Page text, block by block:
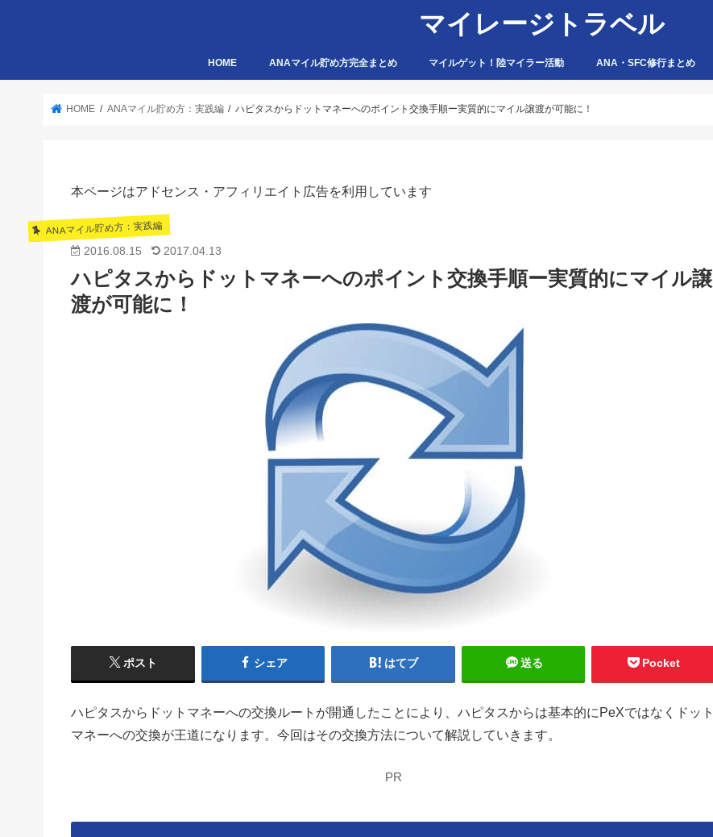
マイレージトラベル
HOME ANAマイル貯め方完全まとめ マイルゲット！陸マイラー活動 ANA・SFC修行まとめ
HOME ANAマイル貯め方：実践編 ハピタスからドットマネーへのポイント交換手順ー実質的にマイル譲渡が可能に！
本ページはアドセンス・アフィリエイト広告を利用しています
ANAマイル貯め方：実践編
2016.08.15 2017.04.13
ハピタスからドットマネーへのポイント交換手順ー実質的にマイル譲
渡が可能に！
ポスト シェア はてブ 送る Pocket
ハピタスからドットマネーへの交換ルートが開通したことにより、ハピタスからは基本的にPeXではなくドット
マネーへの交換が王道になります。今回はその交換方法について解説していきます。
PR